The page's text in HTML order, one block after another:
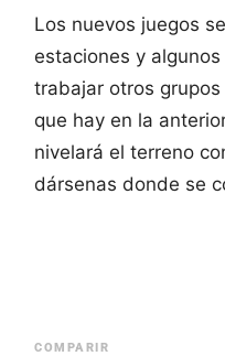
Los nuevos juegos
estaciones y
trabajar otros
que hay en la
nivelará el terreno
dársenas donde se
COMPARIR